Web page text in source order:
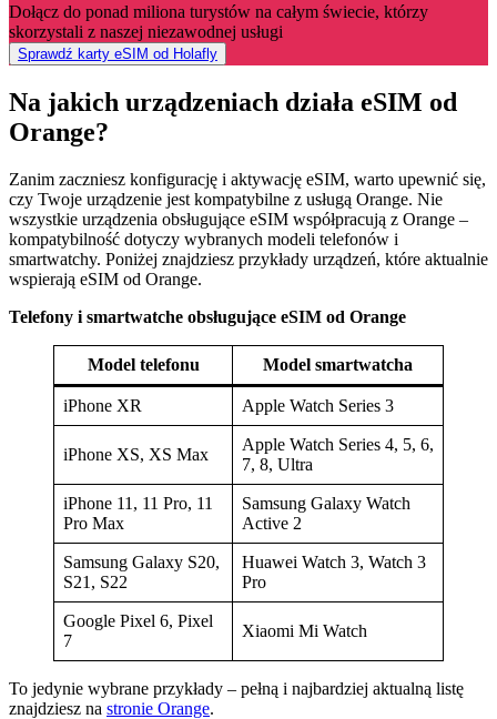
Dołącz do ponad miliona turystów na całym świecie, którzy
skorzystali z naszej niezawodnej usługi
Sprawdź karty eSIM od Holafly
Na jakich urządzeniach działa eSIM od
Orange?
Zanim zaczniesz konfigurację i aktywację eSIM, warto upewnić się,
czy Twoje urządzenie jest kompatybilne z usługą Orange. Nie
wszystkie urządzenia obsługujące eSIM współpracują z Orange –
kompatybilność dotyczy wybranych modeli telefonów i
smartwatchy. Poniżej znajdziesz przykłady urządzeń, które aktualnie
wspierają eSIM od Orange.
Telefony i smartwatche obsługujące eSIM od Orange
Model telefonu Model smartwatcha
iPhone XR Apple Watch Series 3
iPhone XS, XS Max
Apple Watch Series 4, 5, 6,
7, 8, Ultra
iPhone 11, 11 Pro, 11
Pro Max
Samsung Galaxy Watch
Active 2
Samsung Galaxy S20,
S21, S22
Huawei Watch 3, Watch 3
Pro
Google Pixel 6, Pixel
7
Xiaomi Mi Watch
To jedynie wybrane przykłady – pełną i najbardziej aktualną listę
znajdziesz na stronie Orange.